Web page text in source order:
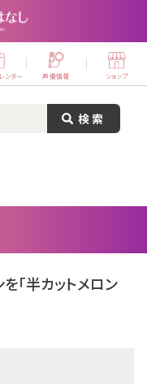
ンダー 声優情報 ショップ
「半カットメロン